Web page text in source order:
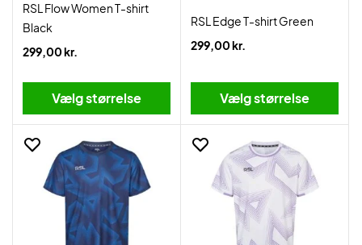
RSL Flow Women T-shirt
Black
299,00 kr.
Vælg størrelse
RSL Edge T-shirt Green
299,00 kr.
Vælg størrelse